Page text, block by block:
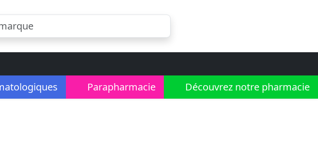
Parapharmacie Découvrez notre pharmacie